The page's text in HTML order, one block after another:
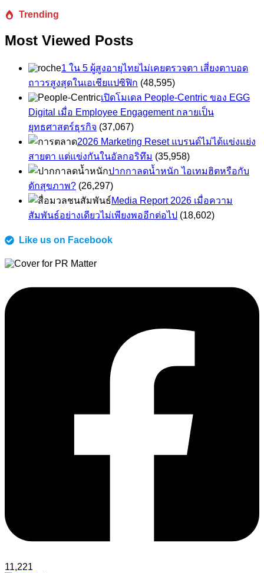
Trending
Most Viewed Posts
1 ใน 5 ผู้สูงอายุไทยไม่เคยตรวจตา เสี่ยงตาบอด
ถาวรสูงสุดในเอเชียแปซิฟิก (48,595)
เปิดโมเดล People-Centric ของ EGG
Digital เมื่อ Employee Engagement กลายเป็น
ยุทธศาสตร์ธุรกิจ (37,067)
2026 Marketing Reset แบรนด์ไม่ได้แข่งแย่ง
สายตา แต่แข่งกันในอัลกอริทึม (35,958)
ปากกาลดน้ำหนัก ไอเทมฮิตหรือกับ
ดักสุขภาพ? (26,297)
Media Report 2026 เมื่อความ
สัมพันธ์อย่างเดียวไม่เพียงพออีกต่อไป (18,602)
Like us on Facebook
11,221